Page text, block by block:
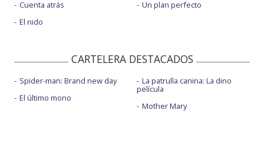
Cuenta atrás
El nido
Un plan perfecto
CARTELERA DESTACADOS
Spider-man: Brand new day
El último mono
La patrulla canina: La dino
película
Mother Mary